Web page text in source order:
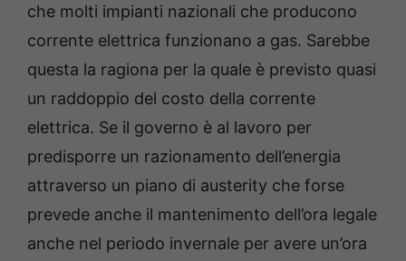
che molti impianti nazionali che producono
corrente elettrica funzionano a gas. Sarebbe
questa la ragiona per la quale è previsto quasi
un raddoppio del costo della corrente
elettrica. Se il governo è al lavoro per
predisporre un razionamento dell’energia
attraverso un piano di austerity che forse
prevede anche il mantenimento dell’ora legale
anche nel periodo invernale per avere un’ora